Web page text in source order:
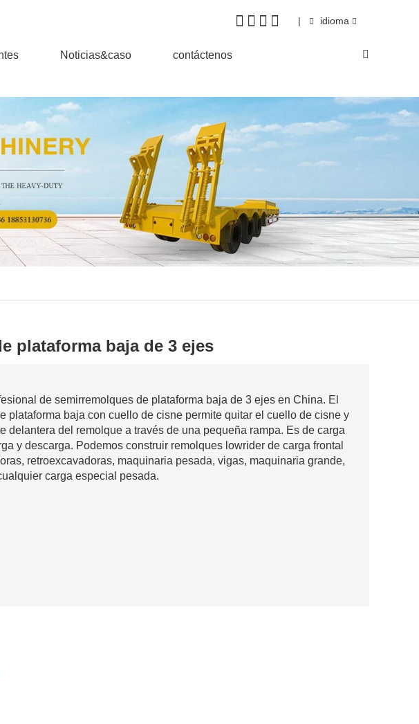
| idioma
Noticias&caso contáctenos
plataforma baja de 3 ejes
de semirremolques de plataforma baja de 3 ejes en China. El
plataforma baja con cuello de cisne permite quitar el cuello de cisne y
delantera del remolque a través de una pequeña rampa. Es de carga
y descarga. Podemos construir remolques lowrider de carga frontal
retroexcavadoras, maquinaria pesada, vigas, maquinaria grande,
carga especial pesada.